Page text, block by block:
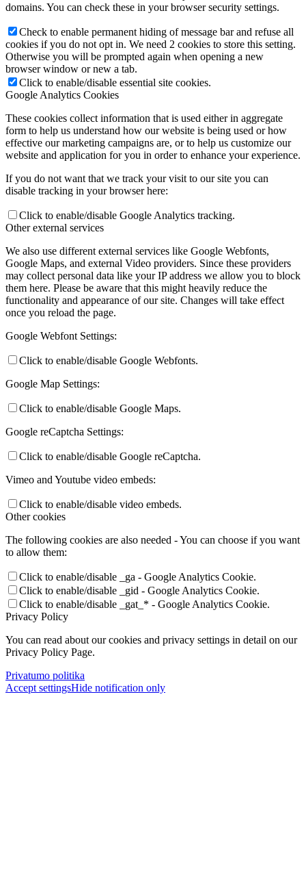
domains. You can check these in your browser security settings.
Check to enable permanent hiding of message bar and refuse all
cookies if you do not opt in. We need 2 cookies to store this setting.
Otherwise you will be prompted again when opening a new
browser window or new a tab.
Click to enable/disable essential site cookies.
Google Analytics Cookies
These cookies collect information that is used either in aggregate
form to help us understand how our website is being used or how
effective our marketing campaigns are, or to help us customize our
website and application for you in order to enhance your experience.
If you do not want that we track your visit to our site you can
disable tracking in your browser here:
Click to enable/disable Google Analytics tracking.
Other external services
We also use different external services like Google Webfonts,
Google Maps, and external Video providers. Since these providers
may collect personal data like your IP address we allow you to block
them here. Please be aware that this might heavily reduce the
functionality and appearance of our site. Changes will take effect
once you reload the page.
Google Webfont Settings:
Click to enable/disable Google Webfonts.
Google Map Settings:
Click to enable/disable Google Maps.
Google reCaptcha Settings:
Click to enable/disable Google reCaptcha.
Vimeo and Youtube video embeds:
Click to enable/disable video embeds.
Other cookies
The following cookies are also needed - You can choose if you want
to allow them:
Click to enable/disable _ga - Google Analytics Cookie.
Click to enable/disable _gid - Google Analytics Cookie.
Click to enable/disable _gat_* - Google Analytics Cookie.
Privacy Policy
You can read about our cookies and privacy settings in detail on our
Privacy Policy Page.
Privatumo politika
Accept settingsHide notification only